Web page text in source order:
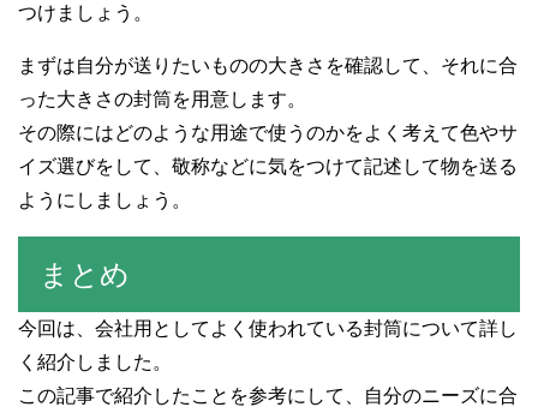
つけましょう。
まずは自分が送りたいものの大きさを確認して、それに合
った大きさの封筒を用意します。
その際にはどのような用途で使うのかをよく考えて色やサ
イズ選びをして、敬称などに気をつけて記述して物を送る
ようにしましょう。
まとめ
今回は、会社用としてよく使われている封筒について詳し
く紹介しました。
この記事で紹介したことを参考にして、自分のニーズに合